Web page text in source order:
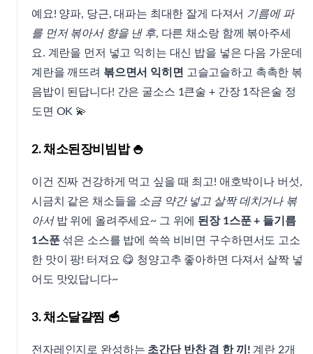
예요! 양파, 당근, 대파는 최대한 잘게 다져서 기름에 파
를 먼저 볶아서 향을 낸 후, 다른 채소랑 함께 볶아주세
요. 계란을 먼저 넣고 익히는 대신 밥을 넣은 다음 가운데
계란을 깨뜨려 볶으면서 익히면 고슬고슬하고 촉촉한 볶
음밥이 된답니다! 간은 굴소스 1큰술 + 간장 1작은술 정
도면 OK 💫
2. 채소된장비빔밥 🍚
이건 진짜 건강하게 먹고 싶을 때 최고! 애호박이나 버섯,
시금치 같은 채소들을 소금 약간 넣고 살짝 데치거나 볶
아서밥 위에 올려주세요~ 그 위에 된장 1스푼 + 들기름
1스푼섞은 소스를 밥에 쓱쓱 비비면 구수하면서도 고소
한 맛이 팡! 터져요 😋 청양고추 좋아하면 다져서 살짝 넣
어도 맛있답니다~
3. 채소달걀찜 🥣
전자레인지로 완성하는 초간단 반찬 겸 한 끼! 계란 2개